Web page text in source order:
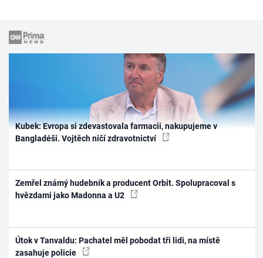
Kubek: Evropa si zdevastovala farmacii, nakupujeme v
Bangladéši. Vojtěch ničí zdravotnictví
Zemřel známý hudebník a producent Orbit. Spolupracoval s
hvězdami jako Madonna a U2
Útok v Tanvaldu: Pachatel měl pobodat tři lidi, na místě
zasahuje policie